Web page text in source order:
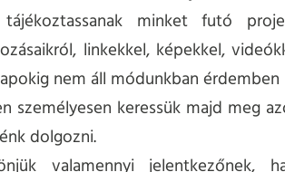
tájékoztassanak minket futó
linkekkel, képekkel,
nem áll módunkban
személyesen keressük majd meg
dolgozni.